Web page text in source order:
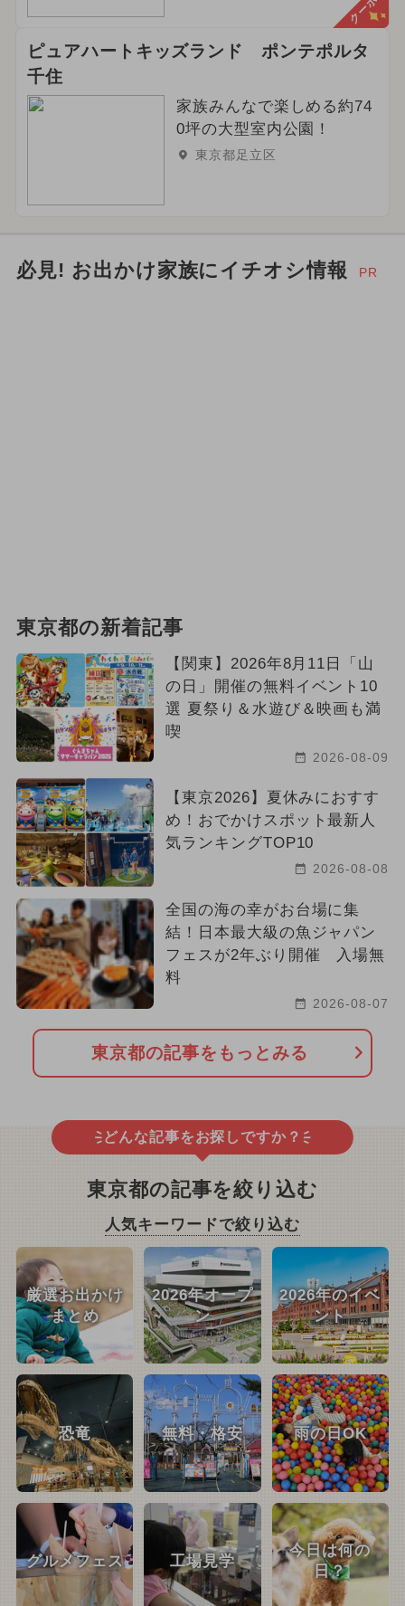
ピュアハートキッズランド ポンテポルタ
千住
家族みんなで楽しめる約74
0坪の大型室内公園！
東京都足立区
必見! お出かけ家族にイチオシ情報 PR
東京都の新着記事
【関東】2026年8月11日「山
の日」開催の無料イベント10
選 夏祭り＆水遊び＆映画も満
喫
2026-08-09
【東京2026】夏休みにおすす
め！おでかけスポット最新人
気ランキングTOP10
2026-08-08
全国の海の幸がお台場に集
結！日本最大級の魚ジャパン
フェスが2年ぶり開催 入場無
料
2026-08-07
東京都の記事をもっとみる
どんな記事をお探しですか？
東京都の記事を絞り込む
人気キーワードで絞り込む
厳選お出かけ
まとめ
2026年オープ
ン
2026年のイベ
ント
恐竜 無料・格安 雨の日OK
グルメフェス 工場見学
今日は何の
日？